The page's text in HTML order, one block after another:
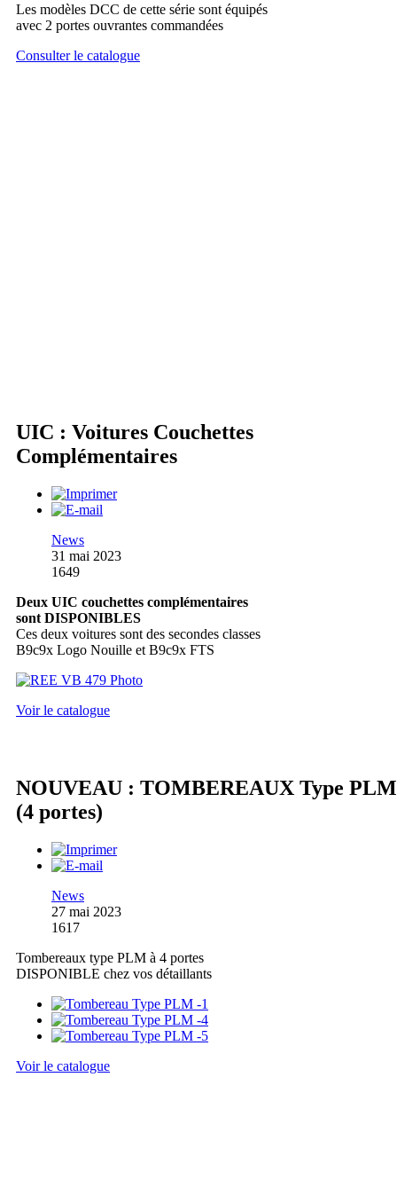
Les modèles DCC de cette série sont équipés
avec 2 portes ouvrantes commandées
Consulter le catalogue
UIC : Voitures Couchettes
Complémentaires
News
31 mai 2023
1649
Deux UIC couchettes complémentaires
sont DISPONIBLES
Ces deux voitures sont des secondes classes
B9c9x Logo Nouille et B9c9x FTS
Voir le catalogue
NOUVEAU : TOMBEREAUX Type PLM
(4 portes)
News
27 mai 2023
1617
Tombereaux type PLM à 4 portes
DISPONIBLE chez vos détaillants
Voir le catalogue